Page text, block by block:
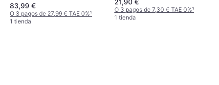
83,99 €
O 3 pagos de 27,99 € TAE 0%¹
1 tienda
21,90 €
O 3 pagos de 7,30 € TAE 0%¹
1 tienda